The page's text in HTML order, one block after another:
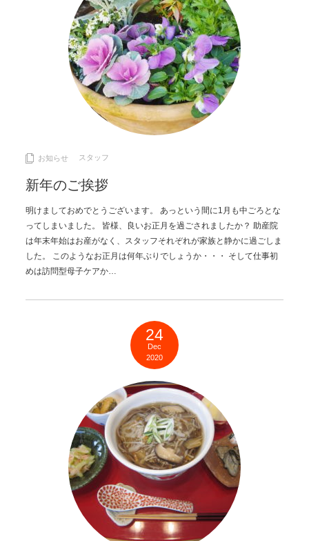
お知らせ スタッフ
新年のご挨拶
明けましておめでとうございます。 あっという間に1月も中ごろとな
ってしまいました。 皆様、良いお正月を過ごされましたか？ 助産院
は年末年始はお産がなく、スタッフそれぞれが家族と静かに過ごしま
した。 このようなお正月は何年ぶりでしょうか・・・ そして仕事初
めは訪問型母子ケアか…
24
Dec
2020